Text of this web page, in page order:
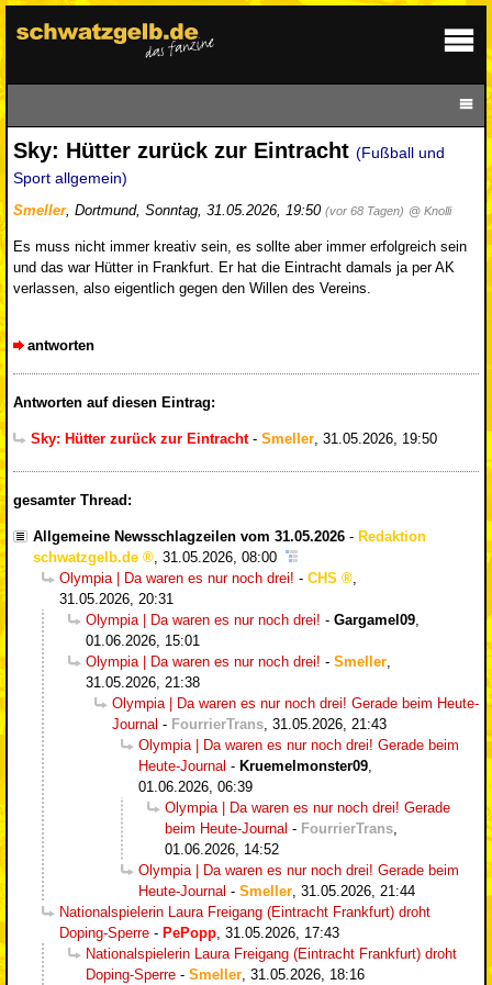
Sky: Hütter zurück zur Eintracht (Fußball und
Sport allgemein)
Smeller, Dortmund, Sonntag, 31.05.2026, 19:50 (vor 68 Tagen) @ Knolli
Es muss nicht immer kreativ sein, es sollte aber immer erfolgreich sein
und das war Hütter in Frankfurt. Er hat die Eintracht damals ja per AK
verlassen, also eigentlich gegen den Willen des Vereins.
antworten
Antworten auf diesen Eintrag:
Sky: Hütter zurück zur Eintracht- Smeller, 31.05.2026, 19:50
gesamter Thread:
Allgemeine Newsschlagzeilen vom 31.05.2026 - Redaktion
schwatzgelb.de
31.05.2026, 08:00
Olympia | Da waren es nur noch drei! - CHS
31.05.2026, 20:31
Olympia | Da waren es nur noch drei! - Gargamel09
01.06.2026, 15:01
Olympia | Da waren es nur noch drei! - Smeller
31.05.2026, 21:38
Olympia | Da waren es nur noch drei! Gerade beim Heute-
Journal - FourrierTrans 31.05.2026, 21:43
Olympia | Da waren es nur noch drei! Gerade beim
Heute-Journal - Kruemelmonster09
01.06.2026, 06:39
Olympia | Da waren es nur noch drei! Gerade
beim Heute-Journal - FourrierTrans
01.06.2026, 14:52
Olympia | Da waren es nur noch drei! Gerade beim
Heute-Journal - Smeller 31.05.2026, 21:44
Nationalspielerin Laura Freigang (Eintracht Frankfurt) droht
Doping-Sperre - PePopp 31.05.2026, 17:43
Nationalspielerin Laura Freigang (Eintracht Frankfurt) droht
Doping-Sperre - Smeller 31.05.2026, 18:16